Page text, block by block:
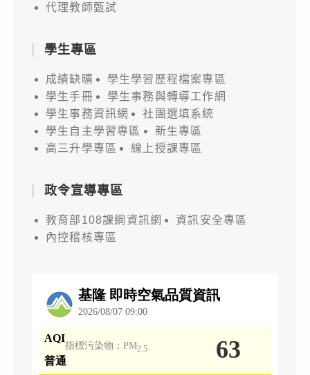
代理教師甄試
學生專區
成績缺曠
學生學習歷程檔案專區
學生手冊
學生事務與轉導工作網
學生事務資訊網
社團選填系統
學生自主學習專區
新生專區
高三升學專區
線上授課專區
政令宣導專區
教育部108課綱資訊網
資訊安全專區
內控稽核專區